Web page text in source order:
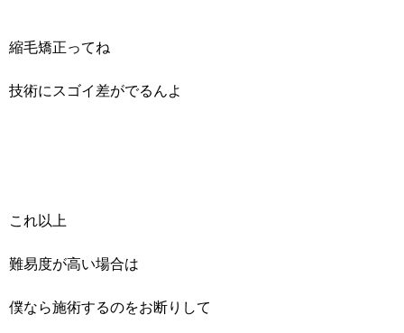
縮毛矯正ってね
技術にスゴイ差がでるんよ
これ以上
難易度が高い場合は
僕なら施術するのをお断りして